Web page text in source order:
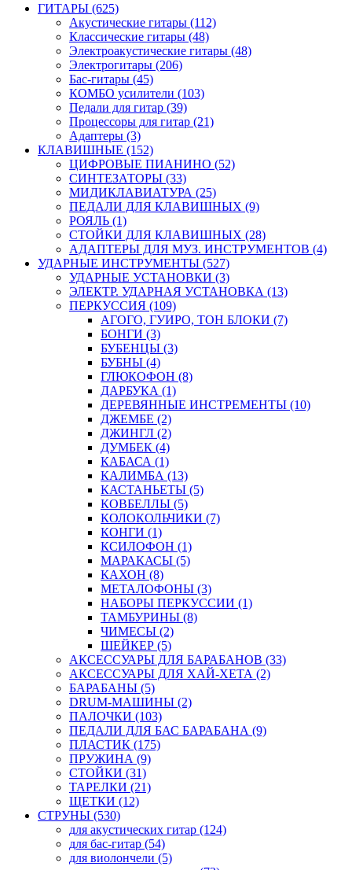
ГИТАРЫ (625)
Акустические гитары (112)
Классические гитары (48)
Электроакустические гитары (48)
Электрогитары (206)
Бас-гитары (45)
КОМБО усилители (103)
Педали для гитар (39)
Процессоры для гитар (21)
Адаптеры (3)
КЛАВИШНЫЕ (152)
ЦИФРОВЫЕ ПИАНИНО (52)
СИНТЕЗАТОРЫ (33)
МИДИКЛАВИАТУРА (25)
ПЕДАЛИ ДЛЯ КЛАВИШНЫХ (9)
РОЯЛЬ (1)
СТОЙКИ ДЛЯ КЛАВИШНЫХ (28)
АДАПТЕРЫ ДЛЯ МУЗ. ИНСТРУМЕНТОВ (4)
УДАРНЫЕ ИНСТРУМЕНТЫ (527)
УДАРНЫЕ УСТАНОВКИ (3)
ЭЛЕКТР. УДАРНАЯ УСТАНОВКА (13)
ПЕРКУССИЯ (109)
АГОГО, ГУИРО, ТОН БЛОКИ (7)
БОНГИ (3)
БУБЕНЦЫ (3)
БУБНЫ (4)
ГЛЮКОФОН (8)
ДАРБУКА (1)
ДЕРЕВЯННЫЕ ИНСТРЕМЕНТЫ (10)
ДЖЕМБЕ (2)
ДЖИНГЛ (2)
ДУМБЕК (4)
КАБАСА (1)
КАЛИМБА (13)
КАСТАНЬЕТЫ (5)
КОВБЕЛЛЫ (5)
КОЛОКОЛЬЧИКИ (7)
КОНГИ (1)
КСИЛОФОН (1)
МАРАКАСЫ (5)
КАХОН (8)
МЕТАЛОФОНЫ (3)
НАБОРЫ ПЕРКУССИИ (1)
ТАМБУРИНЫ (8)
ЧИМЕСЫ (2)
ШЕЙКЕР (5)
АКСЕССУАРЫ ДЛЯ БАРАБАНОВ (33)
АКСЕССУАРЫ ДЛЯ ХАЙ-ХЕТА (2)
БАРАБАНЫ (5)
DRUM-МАШИНЫ (2)
ПАЛОЧКИ (103)
ПЕДАЛИ ДЛЯ БАС БАРАБАНА (9)
ПЛАСТИК (175)
ПРУЖИНА (9)
СТОЙКИ (31)
ТАРЕЛКИ (21)
ЩЕТКИ (12)
СТРУНЫ (530)
для акустических гитар (124)
для бас-гитар (54)
для виолончели (5)